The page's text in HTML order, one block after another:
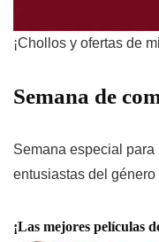
¡Chollos y ofertas de
Semana de
Semana especial para
entusiastas del género
¡Las mejores películas